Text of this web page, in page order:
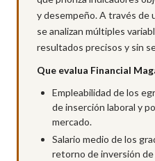
y desempeño. A través de
se analizan múltiples
resultados precisos y sin
Que evalua Financial
Empleabilidad de los
de inserción laboral y
mercado.
Salario medio de los
retorno de inversión